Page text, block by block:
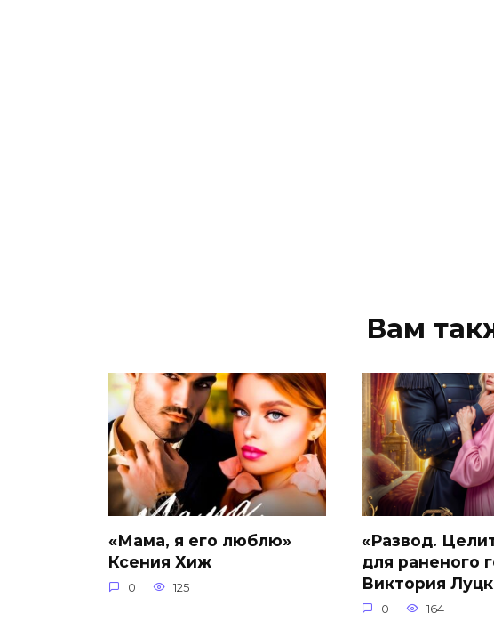
Вам
«Мама, я его люблю»
Ксения Хиж
0 125
«Развод.
для раненого
Виктория
0 164